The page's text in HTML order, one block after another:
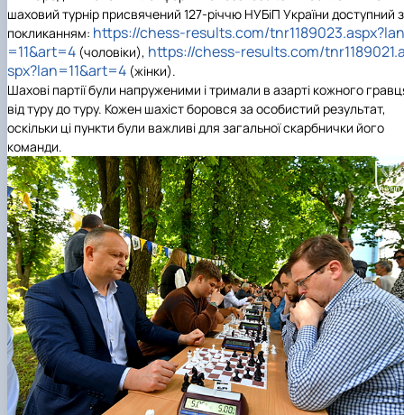
шаховий турнір присвячений 127-річчю НУБіП України доступний
покликанням: https://chess-results.com/tnr1189023.aspx?lan
=11&art=4 (чоловіки), https://chess-results.com/
spx?lan=11&art=4 (жінки).
Шахові партії були напруженими і тримали в азарті кожного
від туру до туру. Кожен шахіст боровся за особистий результат,
оскільки ці пункти були важливі для загальної скарбнички його
команди.